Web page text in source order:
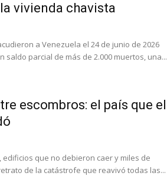
vivienda chavista
a Venezuela el 24 de junio de 2026
saldo parcial de más de 2.000 muertos, una...
escombros: el país que el
edificios que no debieron caer y miles de
de la catástrofe que reavivó todas las...